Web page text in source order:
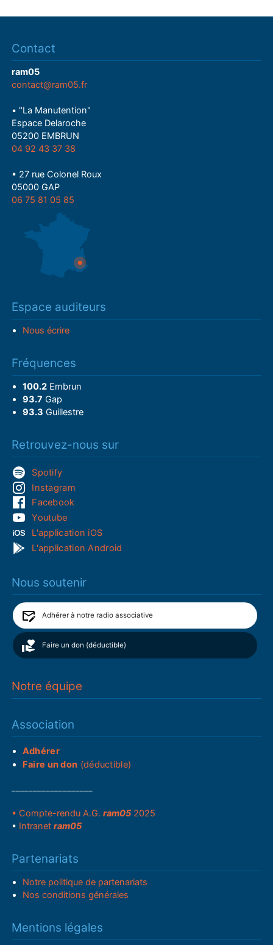
Contact
ram05
contact@ram05.fr
• "La Manutention"
Espace Delaroche
05200 EMBRUN
04 92 43 37 38
• 27 rue Colonel Roux
05000 GAP
06 75 81 05 85
Espace auditeurs
Nous écrire
Fréquences
100.2Embrun
93.7 Gap
93.3 Guillestre
Retrouvez-nous sur
Spotify
Instagram
Facebook
Youtube
L'application iOS
L'application Android
Nous soutenir
Adhérer à notre radio associative
Faire un don (déductible)
Notre équipe
Association
Adhérer
Faire un don (déductible)
• Compte-rendu A.G.ram05 2025
• Intranetram05
Partenariats
Notre politique de partenariats
Nos conditions générales
Mentions légales